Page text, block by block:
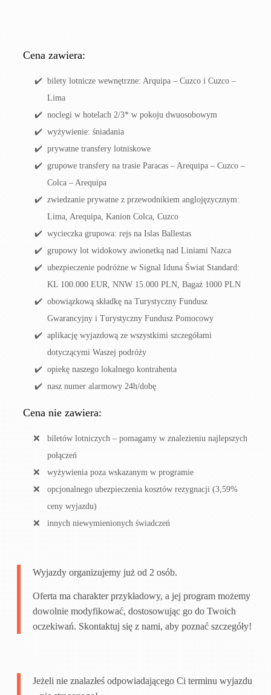
Cena zawiera:
bilety lotnicze wewnętrzne: Arquipa – Cuzco i Cuzco –
Lima
noclegi w hotelach 2/3* w pokoju dwuosobowym
wyżywienie: śniadania
prywatne transfery lotniskowe
grupowe transfery na trasie Paracas – Arequipa – Cuzco –
Colca – Arequipa
zwiedzanie prywatne z przewodnikiem anglojęzycznym:
Lima, Arequipa, Kanion Colca, Cuzco
wycieczka grupowa: rejs na Islas Ballestas
grupowy lot widokowy awionetką nad Liniami Nazca
ubezpieczenie podróżne w Signal Iduna Świat Standard:
KL 100.000 EUR, NNW 15.000 PLN, Bagaż 1000 PLN
obowiązkową składkę na Turystyczny Fundusz
Gwarancyjny i Turystyczny Fundusz Pomocowy
aplikację wyjazdową ze wszystkimi szczegółami
dotyczącymi Waszej podróży
opiekę naszego lokalnego kontrahenta
nasz numer alarmowy 24h/dobę
Cena nie zawiera:
biletów lotniczych – pomagamy w znalezieniu najlepszych
połączeń
wyżywienia poza wskazanym w programie
opcjonalnego ubezpieczenia kosztów rezygnacji (3,59%
ceny wyjazdu)
innych niewymienionych świadczeń
Wyjazdy organizujemy już od 2 osób.
Oferta ma charakter przykładowy, a jej program możemy
dowolnie modyfikować, dostosowując go do Twoich
oczekiwań. Skontaktuj się z nami, aby poznać szczegóły!
Jeżeli nie znalazłeś odpowiadającego Ci terminu wyjazdu